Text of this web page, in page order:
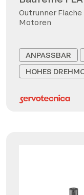
Outrunner Flache
Motoren
ANPASSBAR
HOHES